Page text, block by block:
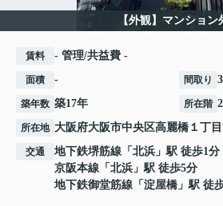
【外観】マンション
賃料 - 管理/共益費 -
面積 - 間取り
築年数 築17年 所在階
所在地 大阪府大阪市中央区高麗橋 １丁
交通 地下鉄堺筋線 「 北浜 」駅 徒歩1分
京阪本線 「 北浜 」駅 徒歩5分
地下鉄御堂筋線 「 淀屋橋 」駅 徒